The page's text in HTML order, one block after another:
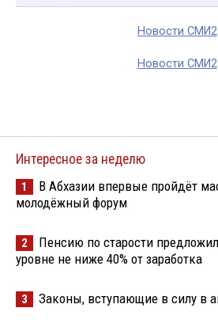
Новости СМИ2
Новости СМИ2
Интересное за неделю
1
В Абхазии впервые пройдёт
молодёжный форум
2
Пенсию по старости
уровне не ниже 40% от заработка
3 Законы, вступающие в силу в